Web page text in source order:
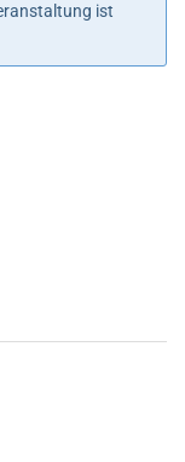
ist